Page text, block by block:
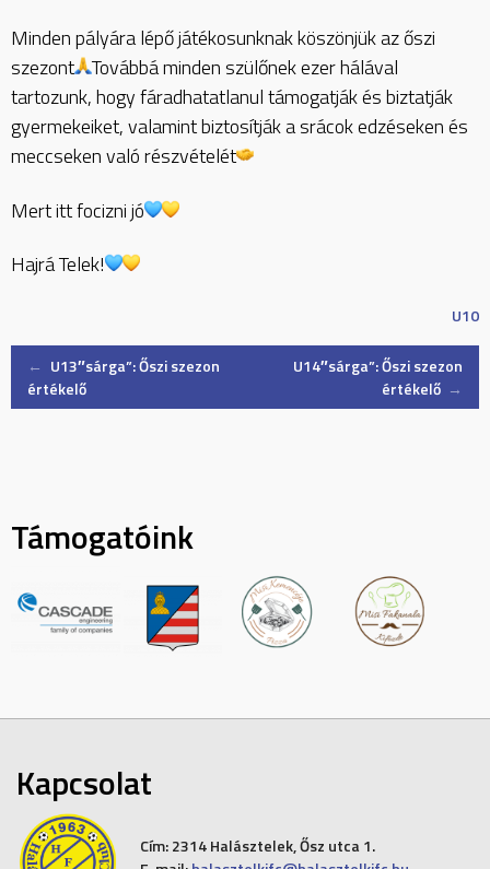
Minden pályára lépő játékosunknak köszönjük az őszi
szezont Továbbá minden szülőnek ezer hálával
tartozunk, hogy fáradhatatlanul támogatják és biztatják
gyermekeiket, valamint biztosítják a srácok edzéseken és
meccseken való részvételét
Mert itt focizni jó
Hajrá Telek!
U10
Post
← U13″sárga”: Őszi szezon
értékelő
U14″sárga”: Őszi szezon
értékelő →
Támogatóink
Kapcsolat
Cím:2314 Halásztelek, Ősz utca 1.